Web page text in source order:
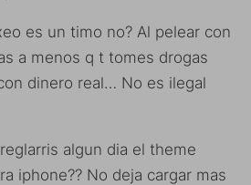
es un timo no? Al pelear con
a menos q t tomes drogas
dinero real… No es ilegal
algun dia el theme
iphone?? No deja cargar mas